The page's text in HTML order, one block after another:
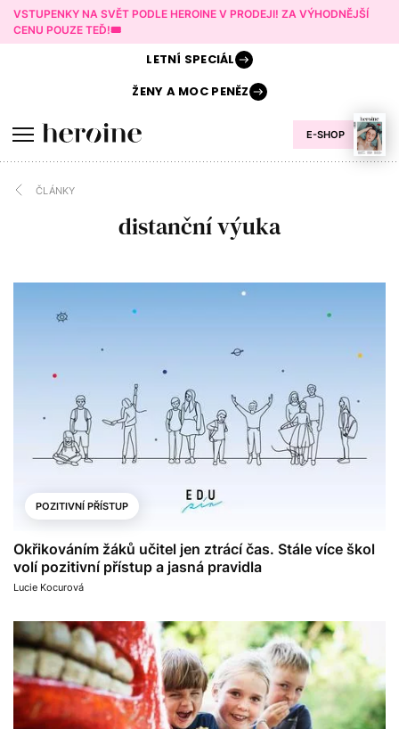
VSTUPENKY NA SVĚT PODLE HEROINE V PRODEJI! ZA VÝHODNĚJŠÍ
CENU POUZE TEĎ!🎟️
E-SHOP
LETNÍ SPECIÁL
ŽENY AMOC PENĚZ
ČLÁNKY
distanční výuka
POZITIVNÍ PŘÍSTUP
Okřikováním žáků učitel jen ztrácí čas. Stále více škol
volí pozitivní přístup a jasná pravidla
Lucie Kocurová